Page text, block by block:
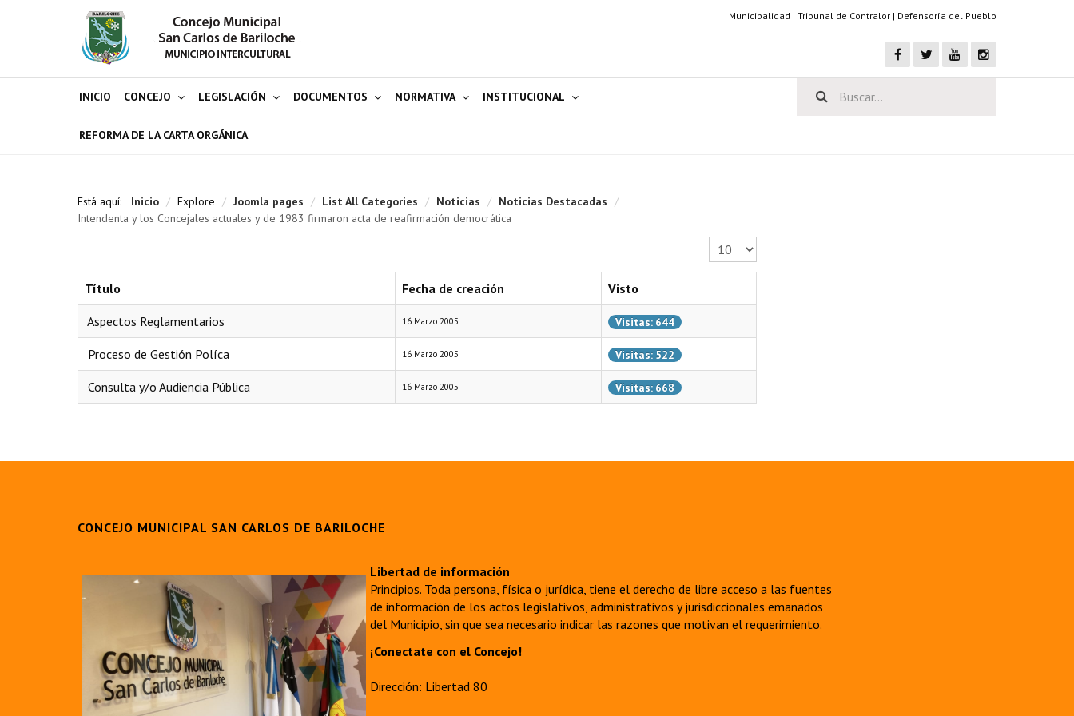
Municipalidad | Tribunal de Contralor | Defensoría del Pueblo
INICIO CONCEJO LEGISLACIÓN DOCUMENTOS NORMATIVA INSTITUCIONAL
REFORMA DE LA CARTA ORGÁNICA
Está aquí: Inicio / Explore / Joomla pages / List All Categories / Noticias / Noticias Destacadas /
Intendenta y los Concejales actuales y de 1983 firmaron acta de reafirmación democrática
Cantidad a mostrar
Título Fecha de creación Visto
 Aspectos Reglamentarios 16 Marzo 2005 Visitas: 644
 Proceso de Gestión Políca 16 Marzo 2005 Visitas: 522
 Consulta y/o Audiencia Pública 16 Marzo 2005 Visitas: 668
CONCEJO MUNICIPAL SAN CARLOS DE BARILOCHE
Libertad de información
Principios. Toda persona, física o jurídica, tiene el derecho de libre acceso a las fuentes
de información de los actos legislativos, administrativos y jurisdiccionales emanados
del Municipio, sin que sea necesario indicar las razones que motivan el requerimiento.
¡Conectate con el Concejo!
Dirección: Libertad 80